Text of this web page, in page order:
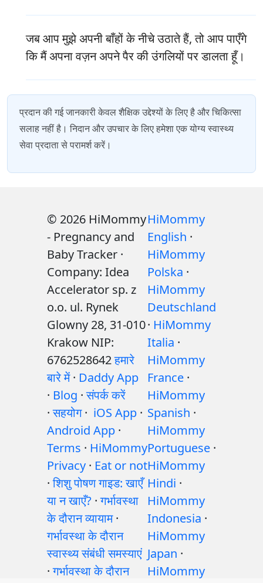
जब आप मुझे अपनी बाँहों के नीचे उठाते हैं, तो आप पाएँगे
कि मैं अपना वज़न अपने पैर की उंगलियों पर डालता हूँ।
प्रदान की गई जानकारी केवल शैक्षिक उद्देश्यों के लिए है और चिकित्सा
सलाह नहीं है। निदान और उपचार के लिए हमेशा एक योग्य स्वास्थ्य
सेवा प्रदाता से परामर्श करें।
© 2026 HiMommy
- Pregnancy and
Baby Tracker ·
Company: Idea
Accelerator sp. z
o.o. ul. Rynek
Glowny 28, 31-010
Krakow NIP:
6762528642हमारे
बारे में· Daddy App
· Blog ·संपर्क करें
·सहयोग· iOS App ·
Android App ·
Terms · HiMommy
Privacy · Eat or not
·शिशु पोषण गाइड: खाएँ
या न खाएँ? ·गर्भावस्था
के दौरान व्यायाम·
गर्भावस्था के दौरान
स्वास्थ्य संबंधी समस्याएं
·गर्भावस्था के दौरान
HiMommy
English ·
HiMommy
Polska ·
HiMommy
Deutschland
· HiMommy
Italia ·
HiMommy
France ·
HiMommy
Spanish ·
HiMommy
Portuguese ·
HiMommy
Hindi ·
HiMommy
Indonesia ·
HiMommy
Japan ·
HiMommy